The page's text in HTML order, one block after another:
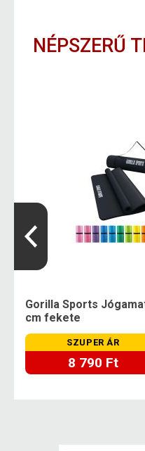
NÉPSZERŰ
Gorilla Sports
cm fekete
SZUPER ÁR
8 790 Ft